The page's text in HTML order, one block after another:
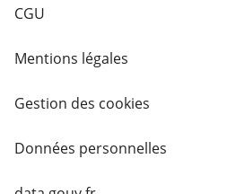
CGU
Mentions légales
Gestion des cookies
Données personnelles